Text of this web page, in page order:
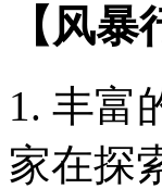
【风
1. 丰富
家在探